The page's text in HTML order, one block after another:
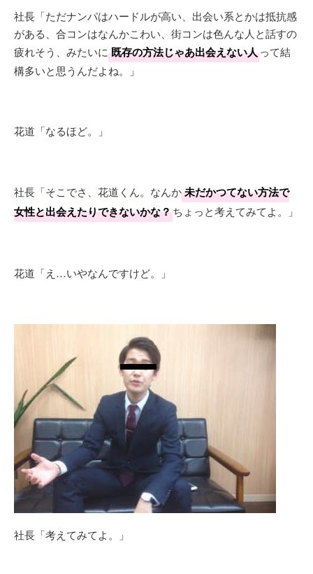
社長「ただナンパはハードルが高い、出会い系とかは抵抗感
がある、合コンはなんかこわい、街コンは色んな人と話すの
疲れそう、みたいに 既存の方法じゃあ出会えない人って結
構多いと思うんだよね。」
花道「なるほど。」
社長「そこでさ、花道くん。なんか未だかつてない方法で
女性と出会えたりできないかな？ちょっと考えてみてよ。」
花道「え…いやなんですけど。」
社長「考えてみてよ。」